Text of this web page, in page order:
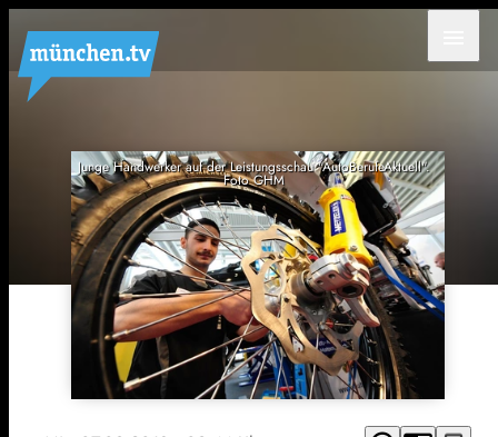
Junge Handwerker auf der Leistungsschau "AutoBerufeAktuell".
Foto GHM